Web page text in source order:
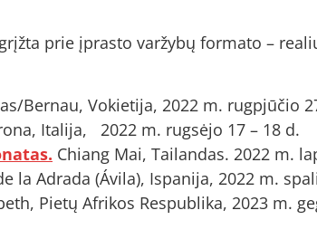
prie įprasto varžybų formato –
Bernau, Vokietija, 2022 m. rugpjūčio
Italija, 2022 m. rugsėjo 17 – 18 d.
Chiang Mai, Tailandas. 2022 m.
la Adrada (Ávila), Ispanija, 2022 m.
Pietų Afrikos Respublika, 2023 m.